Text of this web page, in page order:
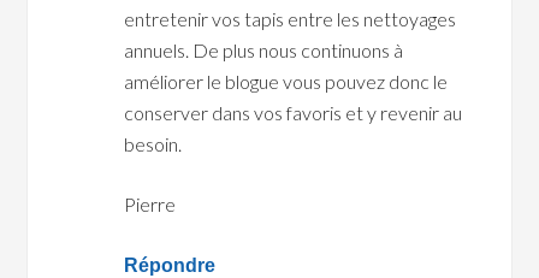
entretenir vos tapis entre les nettoyages
annuels. De plus nous continuons à
améliorer le blogue vous pouvez donc le
conserver dans vos favoris et y revenir au
besoin.
Pierre
Répondre